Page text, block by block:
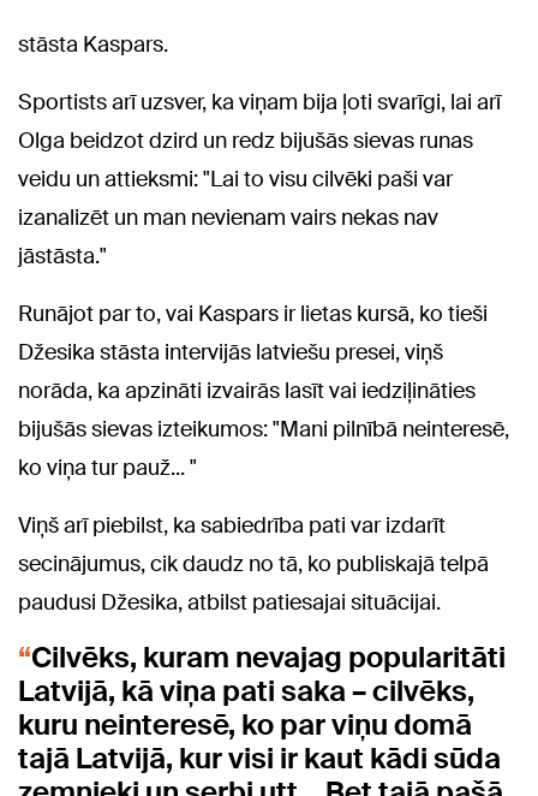
stāsta Kaspars.
Sportists arī uzsver, ka viņam bija ļoti svarīgi, lai arī
Olga beidzot dzird un redz bijušās sievas runas
veidu un attieksmi: "Lai to visu cilvēki paši var
izanalizēt un man nevienam vairs nekas nav
jāstāsta."
Runājot par to, vai Kaspars ir lietas kursā, ko tieši
Džesika stāsta intervijās latviešu presei, viņš
norāda, ka apzināti izvairās lasīt vai iedziļināties
bijušās sievas izteikumos: "Mani pilnībā neinteresē,
ko viņa tur pauž... "
Viņš arī piebilst, ka sabiedrība pati var izdarīt
secinājumus, cik daudz no tā, ko publiskajā telpā
paudusi Džesika, atbilst patiesajai situācijai.
Cilvēks, kuram nevajag popularitāti
Latvijā, kā viņa pati saka – cilvēks,
kuru neinteresē, ko par viņu domā
tajā Latvijā, kur visi ir kaut kādi sūda